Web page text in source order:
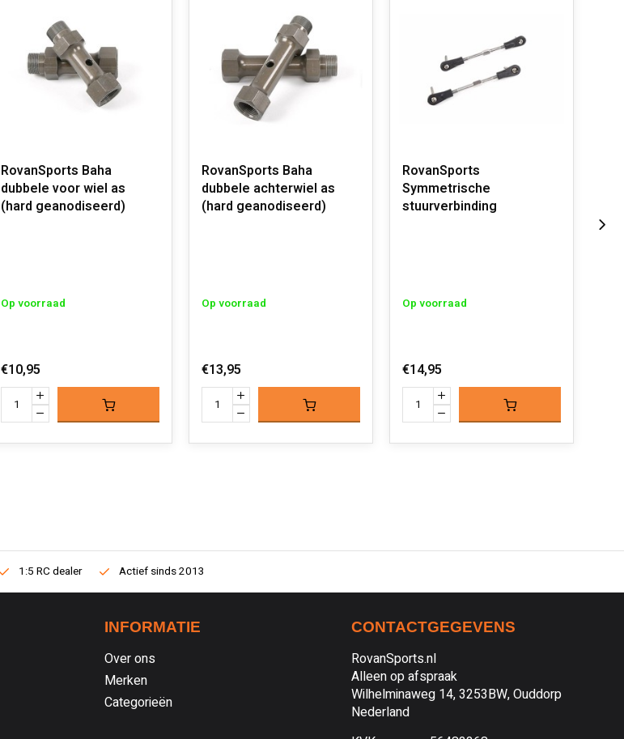
RovanSports Baha
dubbele voor wiel as
(hard geanodiseerd)
Op voorraad
€10,95
RovanSports Baha
dubbele achterwiel as
(hard geanodiseerd)
Op voorraad
€13,95
RovanSports
Symmetrische
stuurverbinding
Op voorraad
€14,95
1:5 RC dealer Actief sinds 2013
INFORMATIE
Over ons
Merken
Categorieën
CONTACTGEGEVENS
RovanSports.nl
Alleen op afspraak
Wilhelminaweg 14, 3253BW, Ouddorp
Nederland